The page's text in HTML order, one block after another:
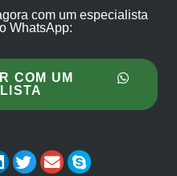
com um especialista
WhatsApp:
COM UM